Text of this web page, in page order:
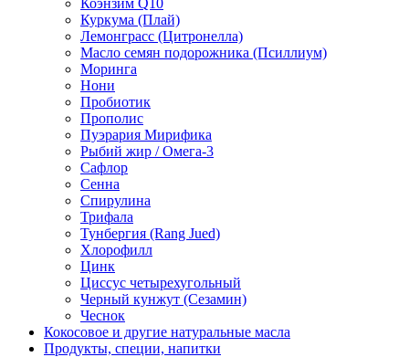
Коэнзим Q10
Куркума (Плай)
Лемонграсс (Цитронелла)
Масло семян подорожника (Псиллиум)
Моринга
Нони
Пробиотик
Прополис
Пуэрария Мирифика
Рыбий жир / Омега-3
Сафлор
Сенна
Спирулина
Трифала
Тунбергия (Rang Jued)
Хлорофилл
Цинк
Циссус четырехугольный
Черный кунжут (Сезамин)
Чеснок
Кокосовое и другие натуральные масла
Продукты, специи, напитки